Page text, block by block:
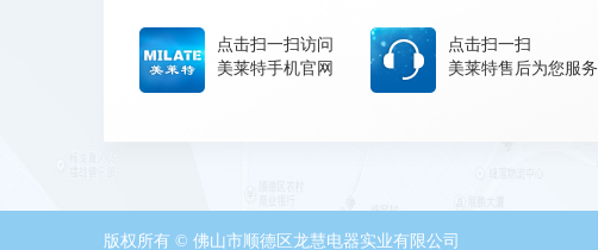
点击扫一扫访问
美莱特手机官网
点击扫一扫
美莱特售后为您服务
版权所有 © 佛山市顺德区龙慧电器实业有限公司